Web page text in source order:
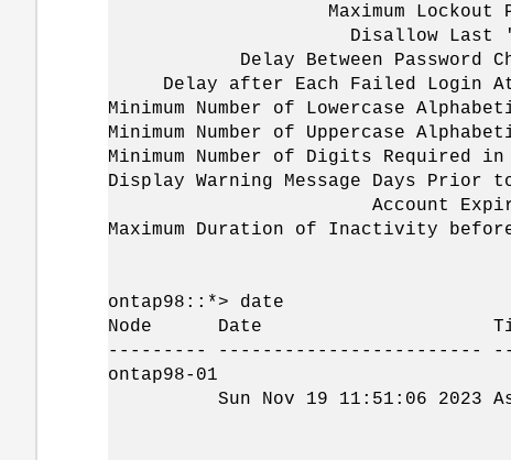
Maximum Lockout
Disallow Last 'N'
Delay Between Password
Delay after Each Failed Login
Minimum Number of Lowercase
Minimum Number of Uppercase
Minimum Number of Digits Required
Display Warning Message Days Prior
Account Expires in
Maximum Duration of Inactivity
ontap98::*> date
Node Date Time
--------- ------------------------
ontap98-01
Sun Nov 19 11:51:06 2023